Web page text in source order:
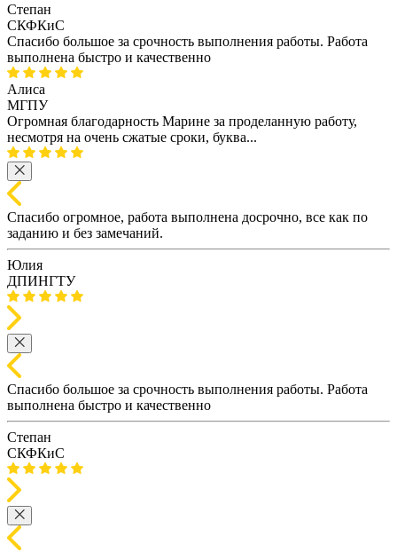
Степан
СКФКиС
Спасибо большое за срочность выполнения работы. Работа
выполнена быстро и качественно
Алиса
МГПУ
Огромная благодарность Марине за проделанную работу,
несмотря на очень сжатые сроки, буква...
Спасибо огромное, работа выполнена досрочно, все как по
заданию и без замечаний.
Юлия
ДПИНГТУ
Спасибо большое за срочность выполнения работы. Работа
выполнена быстро и качественно
Степан
СКФКиС